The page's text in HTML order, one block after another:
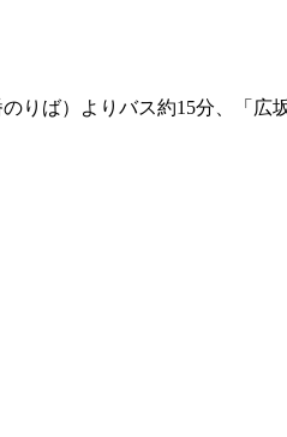
りば）よりバス約15分、「広